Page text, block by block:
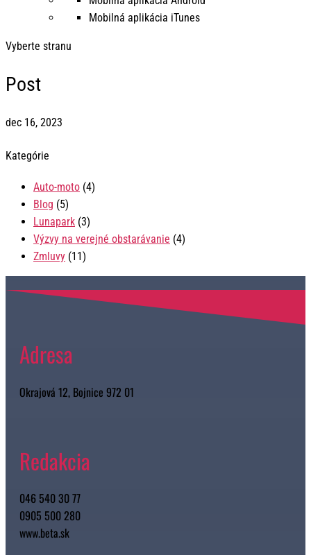
Mobilná aplikácia iTunes
Vyberte stranu
Post
dec 16, 2023
Kategórie
Auto-moto (4)
Blog (5)
Lunapark (3)
Výzvy na verejné obstarávanie (4)
Zmluvy (11)
Adresa
Okrajová 12, Bojnice 972 01
Redakcia
046 540 30 77
0905 500 280
www.beta.sk